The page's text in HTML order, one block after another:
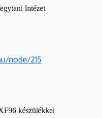
Intézet
node/215
készülékkel